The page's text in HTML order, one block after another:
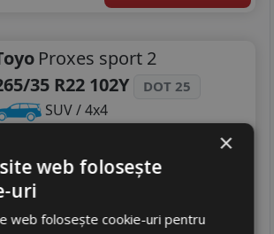
Proxes sport 2
35 R22 102Y
DOT 25
SUV / 4x4
Aderenta A
RON
×
web folosește
uri
web folosește cookie-uri pentru